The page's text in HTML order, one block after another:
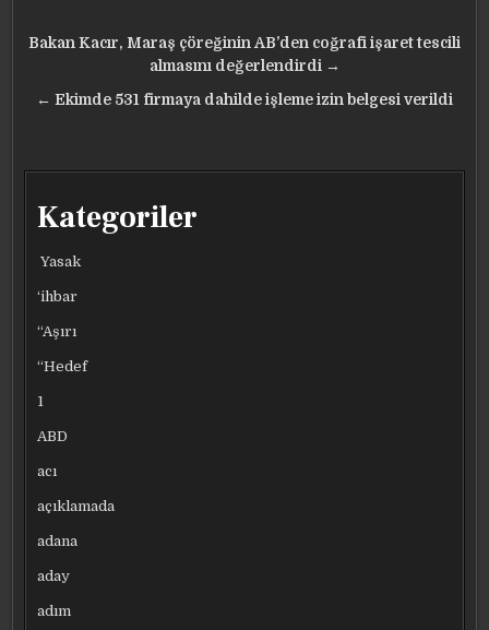
Yazı
gezinmesi
Bakan Kacır, Maraş çöreğinin AB’den coğrafi işaret tescili
almasını değerlendirdi →
← Ekimde 531 firmaya dahilde işleme izin belgesi verildi
Kategoriler
Yasak
‘ihbar
“Aşırı
“Hedef
1
ABD
acı
açıklamada
adana
aday
adım